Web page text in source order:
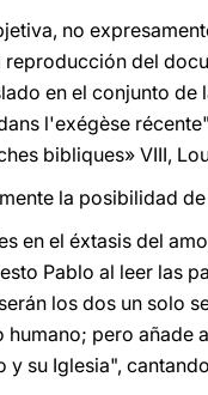
no
del
en el conjunto
l'exégèse
bibliques» VIII,
la posibilidad
en el éxtasis del
Pablo al leer las
los dos un solo
pero
y su Iglesia",